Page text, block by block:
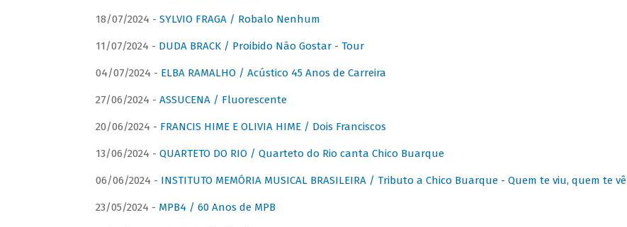
18/07/2024 - SYLVIO FRAGA / Robalo Nenhum
11/07/2024 - DUDA BRACK / Proibido Não Gostar - Tour
04/07/2024 - ELBA RAMALHO / Acústico 45 Anos de Carreira
27/06/2024 - ASSUCENA / Fluorescente
20/06/2024 - FRANCIS HIME E OLIVIA HIME / Dois Franciscos
13/06/2024 - QUARTETO DO RIO / Quarteto do Rio canta Chico Buarque
06/06/2024 - INSTITUTO MEMÓRIA MUSICAL BRASILEIRA / Tributo a Chico Buarque - Quem te viu, quem te vê
23/05/2024 - MPB4 / 60 Anos de MPB